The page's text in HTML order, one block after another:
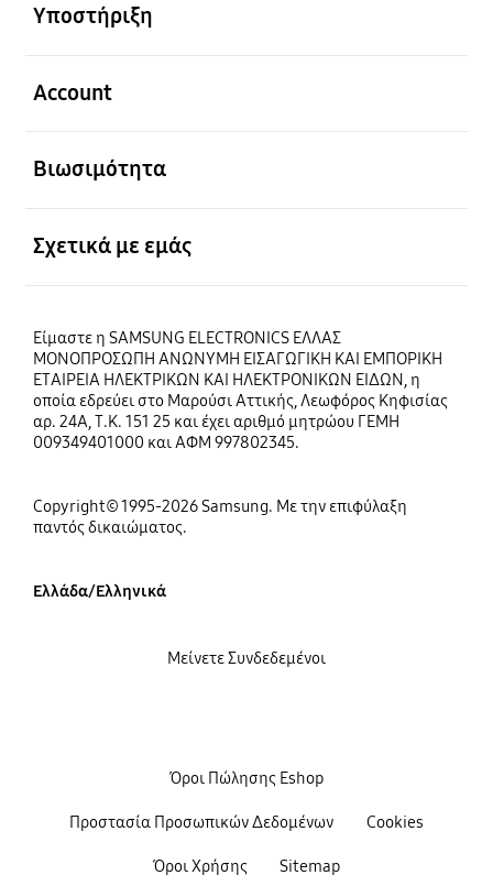
Υποστήριξη
Account
Βιωσιμότητα
Σχετικά με εμάς
Είμαστε η SAMSUNG ELECTRONICS ΕΛΛΑΣ
ΜΟΝΟΠΡΟΣΩΠΗ ΑΝΩΝΥΜΗ ΕΙΣΑΓΩΓΙΚΗ ΚΑΙ ΕΜΠΟΡΙΚΗ
ΕΤΑΙΡΕΙΑ ΗΛΕΚΤΡΙΚΩΝ ΚΑΙ ΗΛΕΚΤΡΟΝΙΚΩΝ ΕΙΔΩΝ, η
οποία εδρεύει στο Μαρούσι Αττικής, Λεωφόρος Κηφισίας
αρ. 24Α, Τ.Κ. 151 25 και έχει αριθμό μητρώου ΓΕΜΗ
009349401000 και ΑΦΜ 997802345.
Copyright© 1995-2026 Samsung. Με την επιφύλαξη
παντός δικαιώματος.
Ελλάδα/Ελληνικά
Όροι Πώλησης Eshop
Προστασία Προσωπικών Δεδομένων Cookies
Όροι Χρήσης Sitemap
Μείνετε Συνδεδεμένοι